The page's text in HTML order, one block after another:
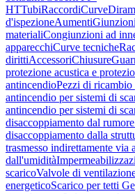
HTTubiRaccordiCurve
d'ispezioneAumentiGiunzioni
materialiCongiunzioni ad
apparecchiCurve tecniche
dirittiAccessoriChiusure
protezione acustica e
antincendioPezzi di ricambio
antincendio per sistemi di
antincendio per sistemi di
disaccoppiamento dal
disaccoppiamento dalla
trasmesso indirettamente via
dall'umidità
scaricoValvole di
energeticoScarico per tetti